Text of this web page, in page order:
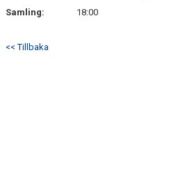
Samling:
18:00
<< Tillbaka